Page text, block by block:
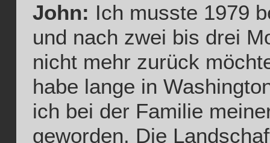
John: Ich musste 1979
und nach zwei bis drei
nicht mehr zurück
habe lange in
ich bei der Familie
geworden. Die